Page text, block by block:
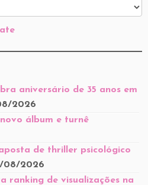
aniversário de 35 anos em
2026
álbum e turnê
de thriller psicológico
08/2026
ranking de visualizações na